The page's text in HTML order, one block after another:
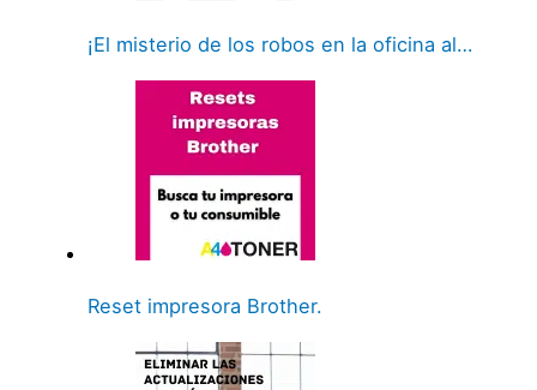
¡El misterio de los robos en la oficina al…
Reset impresora Brother.